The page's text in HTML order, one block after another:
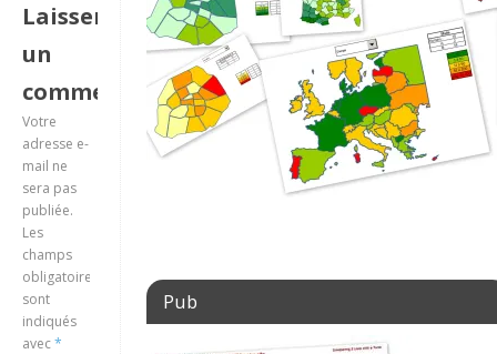
Laisser
un
commentaire
Votre
adresse e-
mail ne
sera pas
publiée.
Les
champs
obligatoires
sont
indiqués
avec*
Pub